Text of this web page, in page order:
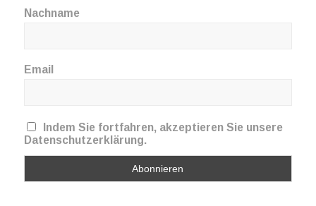
Nachname
Email
Indem Sie fortfahren, akzeptieren Sie unsere
Datenschutzerklärung.